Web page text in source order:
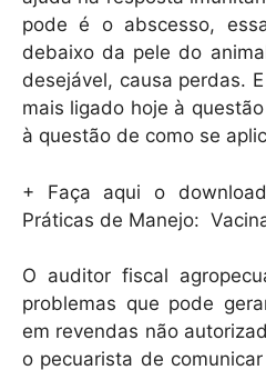
pode é o abscesso,
debaixo da pele do
desejável, causa perdas.
mais ligado hoje à
à questão de como se
+ Faça aqui o
Práticas de Manejo:
O auditor fiscal
problemas que pode
em revendas não
o pecuarista de